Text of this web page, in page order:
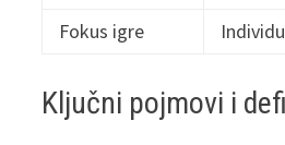
Fokus igre
Ključni pojmovi i